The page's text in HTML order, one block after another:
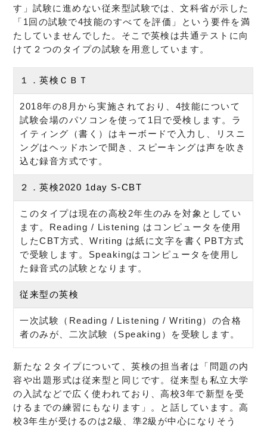
す」試験に進めない従来型試験では、文科省が示した
「1回の試験で4技能のすべてを評価」という要件を満
たしていませんでした。そこで英検は共通テストに向
けて２つのタイプの試験を用意しています。
１．英検ＣＢＴ
2018年の8月から実施されており、4技能について
試験会場のパソコンを使って1日で受検します。ラ
イティング（書く）はキーボードで入力し、リスニ
ングはヘッドホンで聞き、スピーキングは声を吹き
込む録音方式です。
２．英検2020 1day S-CBT
このタイプは現在の高校2年生のみを対象としてい
ます。Reading / Listening はコンピュータを使用
したCBT方式、Writing は紙に文字を書くPBT方式
で受験します。Speakingはコンピュータを使用し
た録音式の試験となります。
従来型の英検
一次試験（Reading / Listening / Writing）の合格
者のみが、二次試験（Speaking）を受験します。
新たな２タイプについて、英検の担当者は「問題の内
容や出題形式は従来型と同じです。従来型も私立大学
の入試などで広く使われており、高校3年で新型を受
けるまでの練習にもなります」。と話しています。高
校3年生が受けるのは2級、準2級が中心になりそう